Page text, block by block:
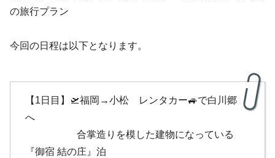
の旅行プラン
今回の日程は以下となります。
【1日目】🛫福岡→小松 レンタカー🚙で白川郷
へ
合掌造りを模した建物になっている
『御宿 結の庄』泊